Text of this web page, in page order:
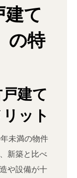
て
の特
建て
ット
未満の物件
新築と比べ
や設備が十